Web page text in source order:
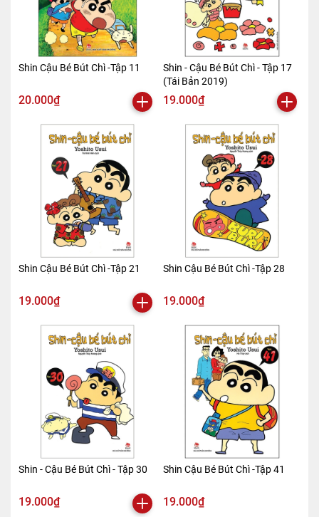
Shin Cậu Bé Bút Chì -Tập 11
20.000₫
Shin - Cậu Bé Bút Chì - Tập 17
(Tái Bản 2019)
19.000₫
Shin Cậu Bé Bút Chì -Tập 21
19.000₫
Shin Cậu Bé Bút Chì -Tập 28
19.000₫
Shin - Cậu Bé Bút Chì - Tập 30
19.000₫
Shin Cậu Bé Bút Chì -Tập 41
19.000₫